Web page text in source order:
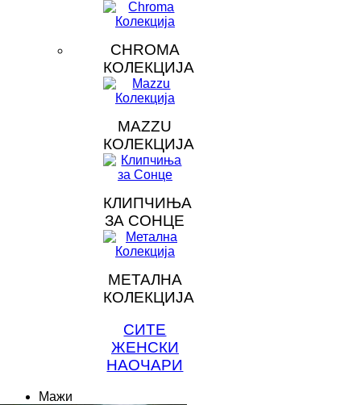
CHROMA
КОЛЕКЦИЈА
MAZZU
КОЛЕКЦИЈА
КЛИПЧИЊА
ЗА СОНЦЕ
МЕТАЛНА
КОЛЕКЦИЈА
СИТЕ
ЖЕНСКИ
НАОЧАРИ
Мажи